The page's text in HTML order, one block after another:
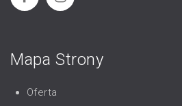
Mapa Strony
Oferta